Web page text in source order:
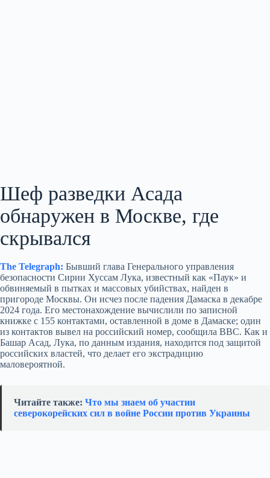
Шеф разведки Асада
обнаружен в Москве, где
скрывался
The Telegraph: Бывший глава Генерального управления
безопасности Сирии Хуссам Лука, известный как «Паук» и
обвиняемый в пытках и массовых убийствах, найден в
пригороде Москвы. Он исчез после падения Дамаска в декабре
2024 года. Его местонахождение вычислили по записной
книжке с 155 контактами, оставленной в доме в Дамаске; один
из контактов вывел на российский номер, сообщила BBC. Как и
Башар Асад, Лука, по данным издания, находится под защитой
российских властей, что делает его экстрадицию
маловероятной.
Читайте также: Что мы знаем об участии
северокорейских сил в войне России против Украины